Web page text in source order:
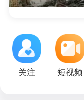
关注 短视频